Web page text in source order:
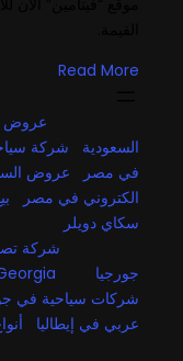
Read More
عروض
السعودية
شركة
في مصر
عروض
الكتروني في مصر
سكاي دويلر
شركة
جورجيا
شركات سياحية في
عربي في إيطاليا